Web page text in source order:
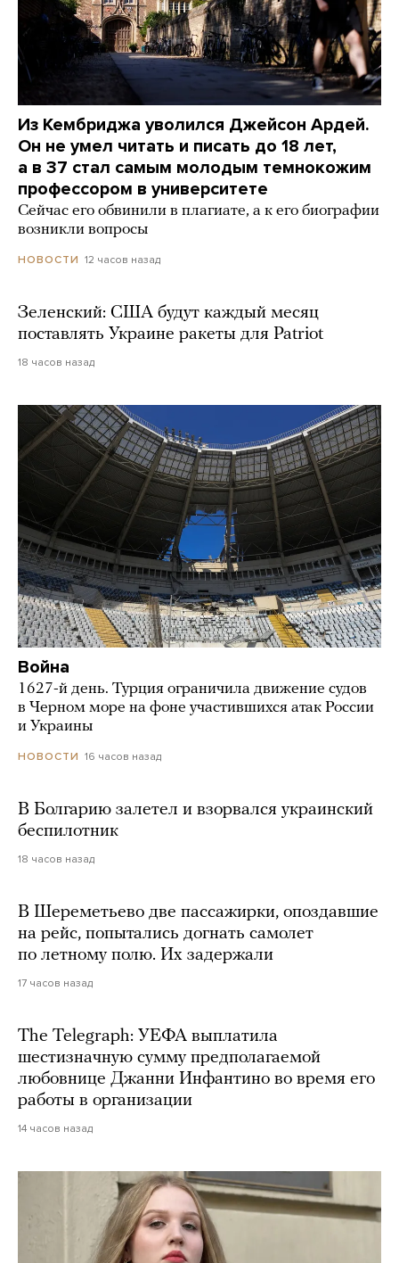
Из Кембриджа уволился Джейсон Ардей.
Он не умел читать и писать до 18 лет,
а в 37 стал самым молодым темнокожим
профессором в университете
Сейчас его обвинили в плагиате, а к его биографии
возникли вопросы
НОВОСТИ 12 часов назад
Зеленский: США будут каждый месяц
поставлять Украине ракеты для Patriot
18 часов назад
Война
1627-й день. Турция ограничила движение судов
в Черном море на фоне участившихся атак России
и Украины
НОВОСТИ 16 часов назад
В Болгарию залетел и взорвался украинский
беспилотник
18 часов назад
В Шереметьево две пассажирки, опоздавшие
на рейс, попытались догнать самолет
по летному полю. Их задержали
17 часов назад
The Telegraph: УЕФА выплатила
шестизначную сумму предполагаемой
любовнице Джанни Инфантино во время его
работы в организации
14 часов назад